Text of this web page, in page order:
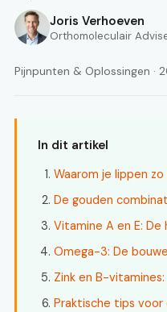
Joris Verhoeven
Orthomoleculair
Pijnpunten & Oplossingen ·
In dit artikel
Waarom je lippen
De gouden
Vitamine A en E: De
Omega-3: De
Zink en B-
Praktische tips